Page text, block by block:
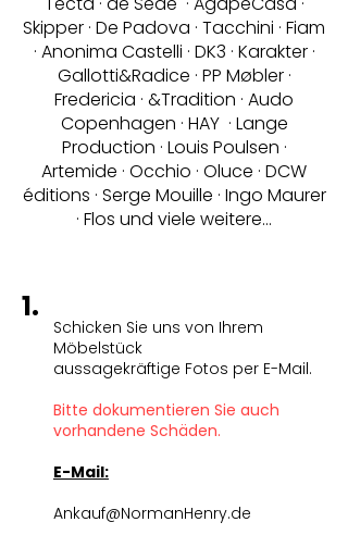
Skipper · De Padova · Tacchini · Fiam
· Anonima Castelli · DK3 · Karakter ·
Gallotti&Radice · PP Møbler ·
Fredericia · &Tradition · Audo
Copenhagen · HAY · Lange
Production · Louis Poulsen ·
Artemide · Occhio · Oluce · DCW
éditions · Serge Mouille · Ingo Maurer
· Flos und viele weitere...
1.
Schicken Sie uns von Ihrem
Möbelstück
aussagekräftige Fotos per E-Mail.
Bitte dokumentieren Sie auch
vorhandene Schäden.
E-Mail:
Ankauf@NormanHenry.de